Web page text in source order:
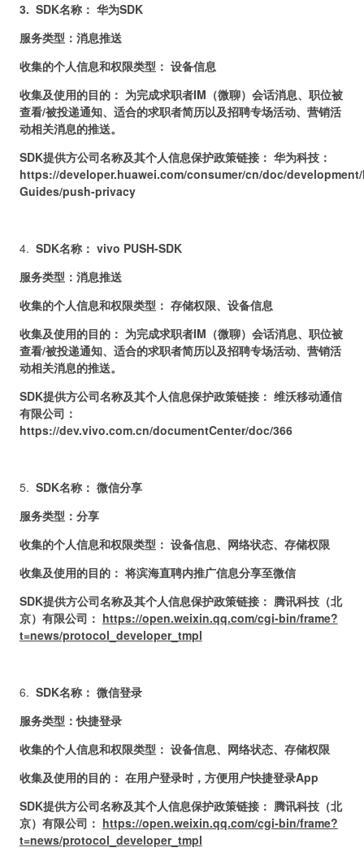
3. SDK名称： 华为SDK
服务类型：消息推送
收集的个人信息和权限类型： 设备信息
收集及使用的目的： 为完成求职者IM（微聊）会话消息、职位被
查看/被投递通知、适合的求职者简历以及招聘专场活动、营销活
动相关消息的推送。
SDK提供方公司名称及其个人信息保护政策链接： 华为科技：
https://developer.huawei.com/consumer/cn/doc/development/
Guides/push-privacy
4. SDK名称： vivo PUSH-SDK
服务类型：消息推送
收集的个人信息和权限类型： 存储权限、设备信息
收集及使用的目的： 为完成求职者IM（微聊）会话消息、职位被
查看/被投递通知、适合的求职者简历以及招聘专场活动、营销活
动相关消息的推送。
SDK提供方公司名称及其个人信息保护政策链接： 维沃移动通信
有限公司：
https://dev.vivo.com.cn/documentCenter/doc/366
5. SDK名称： 微信分享
服务类型：分享
收集的个人信息和权限类型： 设备信息、网络状态、存储权限
收集及使用的目的： 将滨海直聘内推广信息分享至微信
SDK提供方公司名称及其个人信息保护政策链接： 腾讯科技（北
京）有限公司： https://open.weixin.qq.com/cgi-bin/frame?
t=news/protocol_developer_tmpl
6. SDK名称： 微信登录
服务类型：快捷登录
收集的个人信息和权限类型： 设备信息、网络状态、存储权限
收集及使用的目的： 在用户登录时，方便用户快捷登录App
SDK提供方公司名称及其个人信息保护政策链接： 腾讯科技（北
京）有限公司： https://open.weixin.qq.com/cgi-bin/frame?
t=news/protocol_developer_tmpl